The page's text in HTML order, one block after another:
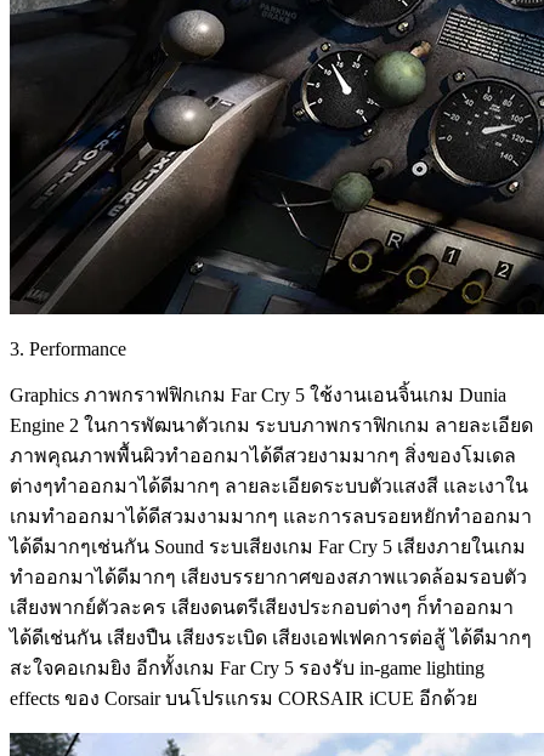
3. Performance
Graphics ภาพกราฟฟิกเกม Far Cry 5 ใช้งานเอนจิ้นเกม Dunia
Engine 2 ในการพัฒนาตัวเกม ระบบภาพกราฟิกเกม ลายละเอียด
ภาพคุณภาพพื้นผิวทำออกมาได้ดีสวยงามมากๆ สิ่งของโมเดล
ต่างๆทำออกมาได้ดีมากๆ ลายละเอียดระบบตัวแสงสี และเงาใน
เกมทำออกมาได้ดีสวมงามมากๆ และการลบรอยหยักทำออกมา
ได้ดีมากๆเช่นกัน Sound ระบเสียงเกม Far Cry 5 เสียงภายในเกม
ทำออกมาได้ดีมากๆ เสียงบรรยากาศของสภาพแวดล้อมรอบตัว
เสียงพากย์ตัวละคร เสียงดนตรีเสียงประกอบต่างๆ ก็ทำออกมา
ได้ดีเช่นกัน เสียงปืน เสียงระเบิด เสียงเอฟเฟคการต่อสู้ ได้ดีมากๆ
สะใจคอเกมยิง อีกทั้งเกม Far Cry 5 รองรับ in-game lighting
effects ของ Corsair บนโปรแกรม CORSAIR iCUE อีกด้วย